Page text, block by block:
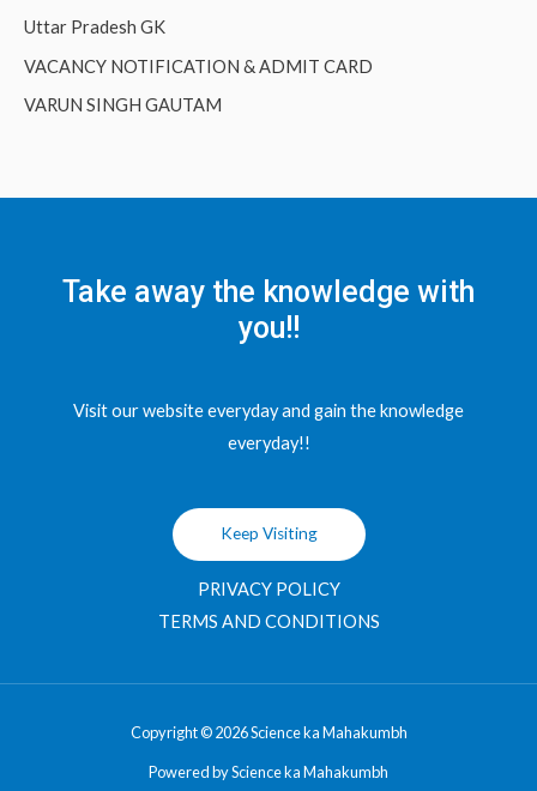
Uttar Pradesh GK
VACANCY NOTIFICATION & ADMIT CARD
VARUN SINGH GAUTAM
Take away the knowledge with
you!!
Visit our website everyday and gain the knowledge
everyday!!
Keep Visiting
PRIVACY POLICY
TERMS AND CONDITIONS
Copyright © 2026 Science ka Mahakumbh
Powered by Science ka Mahakumbh